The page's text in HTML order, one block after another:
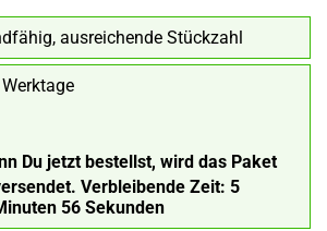
ausreichende Stückzahl
Du jetzt bestellst, wird das Paket
Verbleibende Zeit: 5
55 Sekunden